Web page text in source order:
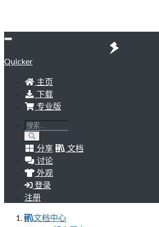
Quicker
主页
下载
专业版
分享
文档
讨论
外观
登录
注册
文档中心